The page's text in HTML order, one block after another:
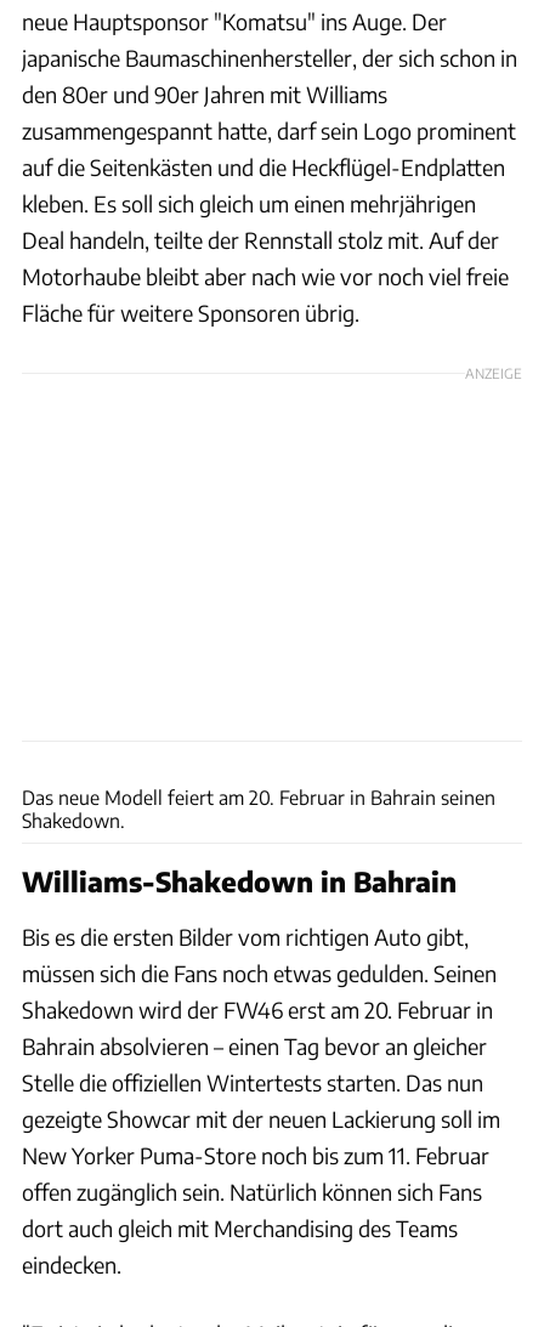
neue Hauptsponsor "Komatsu" ins Auge. Der
japanische Baumaschinenhersteller, der sich schon in
den 80er und 90er Jahren mit Williams
zusammengespannt hatte, darf sein Logo prominent
auf die Seitenkästen und die Heckflügel-Endplatten
kleben. Es soll sich gleich um einen mehrjährigen
Deal handeln, teilte der Rennstall stolz mit. Auf der
Motorhaube bleibt aber nach wie vor noch viel freie
Fläche für weitere Sponsoren übrig.
ANZEIGE
Das neue Modell feiert am 20. Februar in Bahrain seinen
Shakedown.
Williams-Shakedown in Bahrain
Bis es die ersten Bilder vom richtigen Auto gibt,
müssen sich die Fans noch etwas gedulden. Seinen
Shakedown wird der FW46 erst am 20. Februar in
Bahrain absolvieren – einen Tag bevor an gleicher
Stelle die offiziellen Wintertests starten. Das nun
gezeigte Showcar mit der neuen Lackierung soll im
New Yorker Puma-Store noch bis zum 11. Februar
offen zugänglich sein. Natürlich können sich Fans
dort auch gleich mit Merchandising des Teams
eindecken.